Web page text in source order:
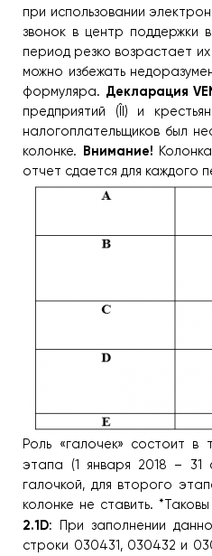
при использовании
звонок в центр поддержки
период резко возрастает
можно избежать
формуляра. Декларация
предприятий (ÎI) и
налогоплательщиков был
колонке. Внимание!
отчет сдается для каждого
Роль «галочек» состоит в
этапа (1 января 2018 – 31
галочкой, для второго
колонке не ставить.
2.1D: При заполнении
строки 030431, 030432 и